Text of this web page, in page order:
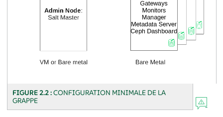
FIGURE 2.2 :CONFIGURATION MINIMALE DE LA
GRAPPE